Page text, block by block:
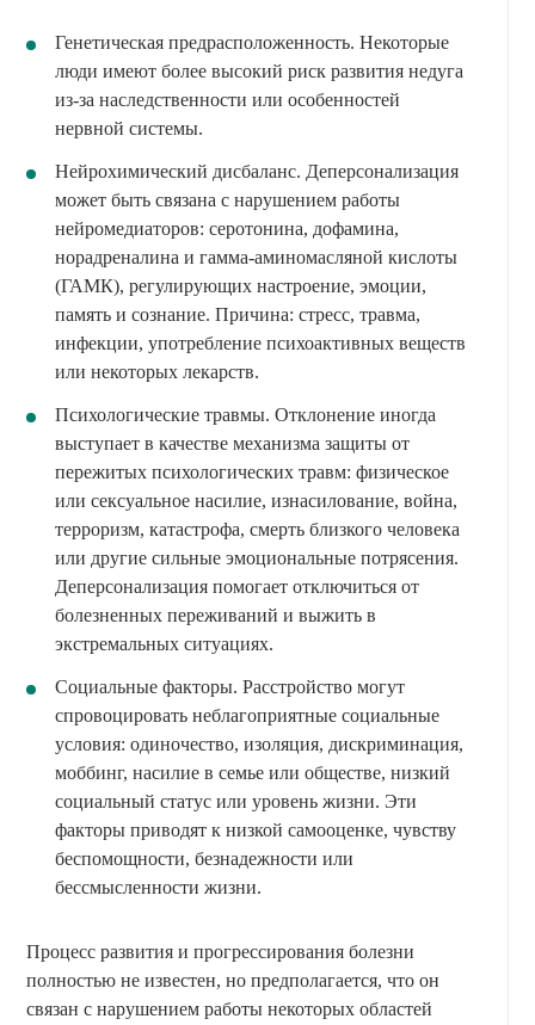
Генетическая предрасположенность. Некоторые
люди имеют более высокий риск развития недуга
из-за наследственности или особенностей
нервной системы.
Нейрохимический дисбаланс. Деперсонализация
может быть связана с нарушением работы
нейромедиаторов: серотонина, дофамина,
норадреналина и гамма-аминомасляной кислоты
(ГАМК), регулирующих настроение, эмоции,
память и сознание. Причина: стресс, травма,
инфекции, употребление психоактивных веществ
или некоторых лекарств.
Психологические травмы. Отклонение иногда
выступает в качестве механизма защиты от
пережитых психологических травм: физическое
или сексуальное насилие, изнасилование, война,
терроризм, катастрофа, смерть близкого человека
или другие сильные эмоциональные потрясения.
Деперсонализация помогает отключиться от
болезненных переживаний и выжить в
экстремальных ситуациях.
Социальные факторы. Расстройство могут
спровоцировать неблагоприятные социальные
условия: одиночество, изоляция, дискриминация,
моббинг, насилие в семье или обществе, низкий
социальный статус или уровень жизни. Эти
факторы приводят к низкой самооценке, чувству
беспомощности, безнадежности или
бессмысленности жизни.
Процесс развития и прогрессирования болезни
полностью не известен, но предполагается, что он
связан с нарушением работы некоторых областей